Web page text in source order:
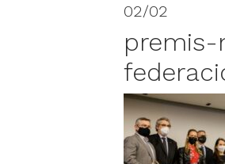
02/02
premis-